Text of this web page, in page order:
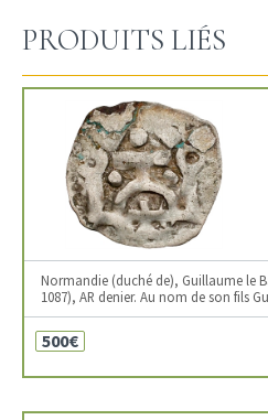
PRODUITS LIÉS
Normandie (duché de), Guillaume le
1087), AR denier. Au nom de son fils
500€